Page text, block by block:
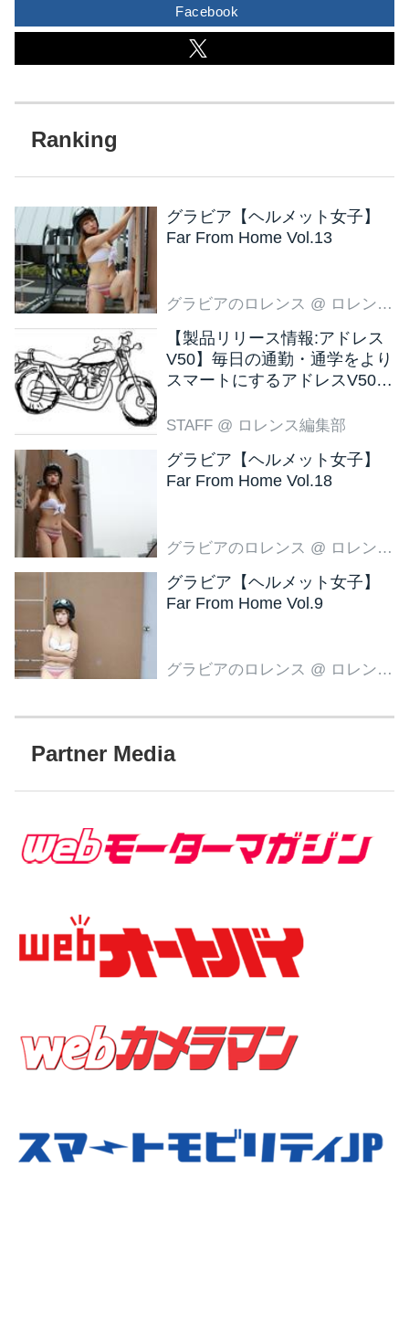
Facebook
グラビア【ヘルメット女子】
Far From Home Vol.13
グラビアのロレンス @ ロレンス編集部
【製品リリース情報:アドレス
V50】毎日の通勤・通学をより
スマートにするアドレスV50
STAFF @ ロレンス編集部
グラビア【ヘルメット女子】
Far From Home Vol.18
グラビアのロレンス @ ロレンス編集部
グラビア【ヘルメット女子】
Far From Home Vol.9
グラビアのロレンス @ ロレンス編集部
Partner Media